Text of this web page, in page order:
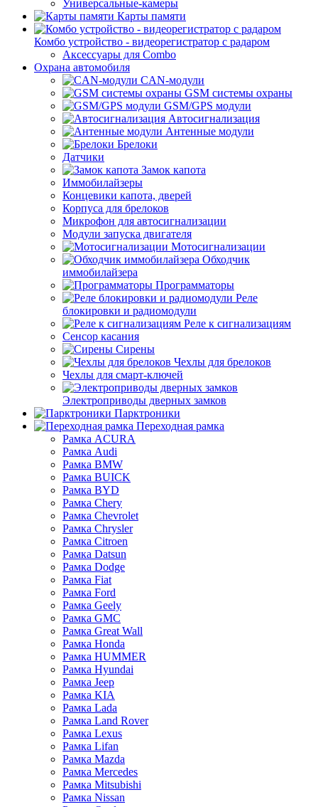
Универсальные-камеры
Карты памяти
Комбо устройство - видеорегистратор с радаром
Аксессуары для Combo
Охрана автомобиля
CAN-модули
GSM системы охраны
GSM/GPS модули
Автосигнализация
Антенные модули
Брелоки
Датчики
Замок капота
Иммобилайзеры
Концевики капота, дверей
Корпуса для брелоков
Микрофон для автосигнализации
Модули запуска двигателя
Мотосигнализации
Обходчик
иммобилайзера
Программаторы
Реле
блокировки и радиомодули
Реле к сигнализациям
Сенсор касания
Сирены
Чехлы для брелоков
Чехлы для смарт-ключей
Электроприводы дверных замков
Парктроники
Переходная рамка
Рамка ACURA
Рамка Audi
Рамка BMW
Рамка BUICK
Рамка BYD
Рамка Chery
Рамка Chevrolet
Рамка Chrysler
Рамка Citroen
Рамка Datsun
Рамка Dodge
Рамка Fiat
Рамка Ford
Рамка Geely
Рамка GMC
Рамка Great Wall
Рамка Honda
Рамка HUMMER
Рамка Hyundai
Рамка Jeep
Рамка KIA
Рамка Lada
Рамка Land Rover
Рамка Lexus
Рамка Lifan
Рамка Mazda
Рамка Mercedes
Рамка Mitsubishi
Рамка Nissan